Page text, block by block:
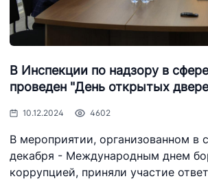
В Инспекции по надзору в
проведен "День открытых
10.12.2024 4602
В мероприятии, организованном в
декабря - Международным днем
коррупцией, приняли участие